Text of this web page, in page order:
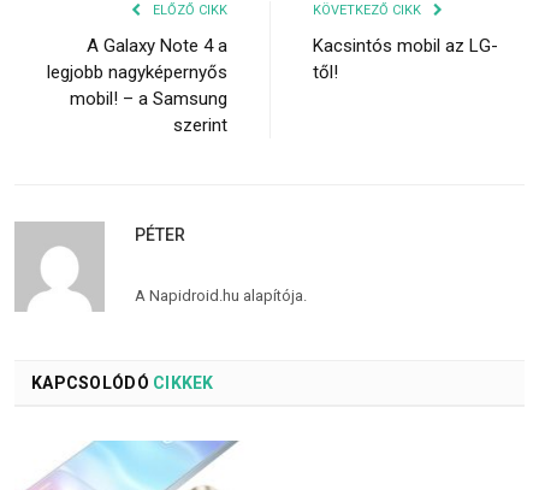
ELŐZŐ CIKK
A Galaxy Note 4 a
legjobb nagyképernyős
mobil! – a Samsung
szerint
KÖVETKEZŐ CIKK
Kacsintós mobil az LG-
től!
PÉTER
A Napidroid.hu alapítója.
KAPCSOLÓDÓ CIKKEK